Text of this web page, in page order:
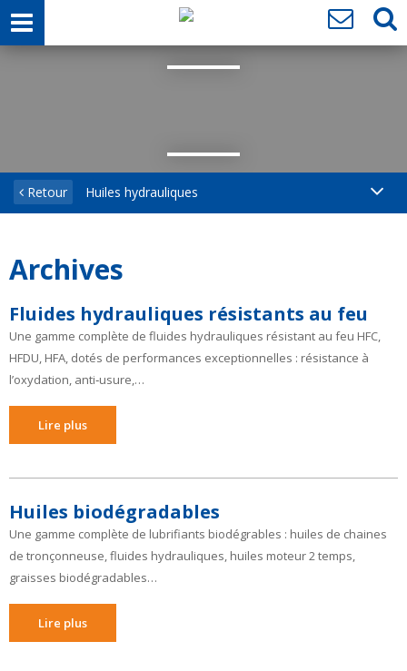
Retour Huiles hydrauliques
Archives
Fluides hydrauliques résistants au feu
Une gamme complète de fluides hydrauliques résistant au feu HFC,
HFDU, HFA, dotés de performances exceptionnelles : résistance à
l’oxydation, anti‐usure,…
Lire plus
Huiles biodégradables
Une gamme complète de lubrifiants biodégrables : huiles de chaines
de tronçonneuse, fluides hydrauliques, huiles moteur 2 temps,
graisses biodégradables…
Lire plus